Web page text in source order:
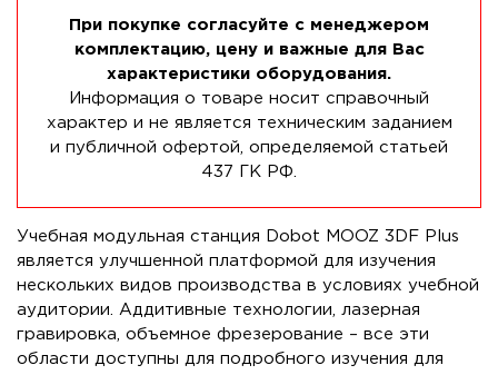
При покупке согласуйте с менеджером
комплектацию, цену и важные для Вас
характеристики оборудования.
Информация о товаре носит справочный
характер и не является техническим заданием
и публичной офертой, определяемой статьей
437 ГК РФ.
Учебная модульная станция Dobot MOOZ 3DF Plus
является улучшенной платформой для изучения
нескольких видов производства в условиях учебной
аудитории. Аддитивные технологии, лазерная
гравировка, объемное фрезерование – все эти
области доступны для подробного изучения для